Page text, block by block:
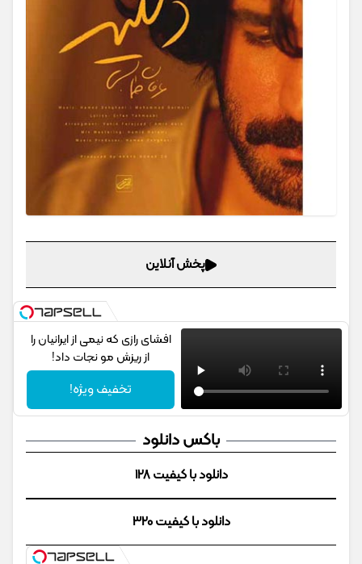
پخش آنلاین
افشای رازی که نیمی از ایرانیان را
از ریزش مو نجات داد!
تخفیف ویژه!
باکس دانلود
دانلود با کیفیت 128
دانلود با کیفیت 320